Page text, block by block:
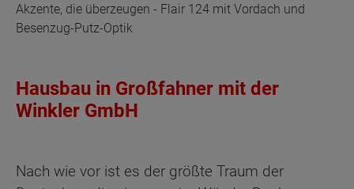
Akzente, die überzeugen - Flair 124 mit Vordach und
Besenzug-Putz-Optik
Hausbau in Großfahner mit der
Winkler GmbH
Nach wie vor ist es der größte Traum der